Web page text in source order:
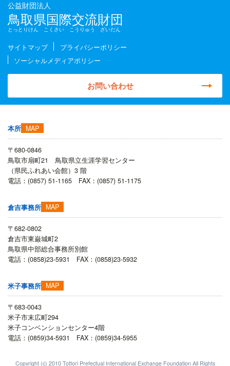
公益財団法人
鳥取県国際交流財団
とっとりけん こくさい こうりゅう ざいだん
サイトマップ
プライバシーポリシー
ソーシャルメディアポリシー
お問い合わせ
本所 MAP
〒680-0846
鳥取市扇町21 鳥取県立生涯学習センター
（県民ふれあい会館）3 階
電話：(0857) 51-1165 FAX：(0857) 51-1175
倉吉事務所 MAP
〒682-0802
倉吉市東巌城町2
鳥取県中部総合事務所別館
電話：(0858)23-5931 FAX：(0858)23-5932
米子事務所 MAP
〒683-0043
米子市末広町294
米子コンベンションセンター4階
電話：(0859)34-5931 FAX：(0859)34-5955
Copyright (c) 2010 Tottori Prefectual International Exchange Foundation All Rights